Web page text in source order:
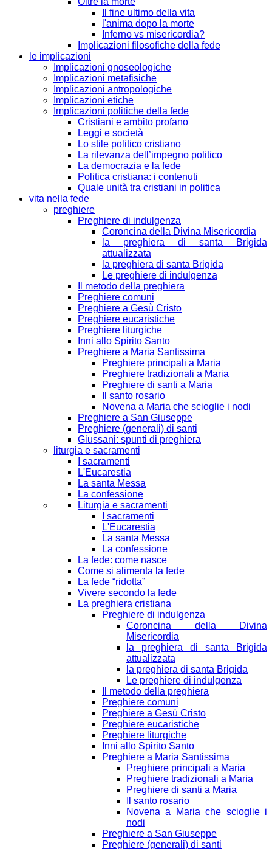
Il fine ultimo della vita
l'anima dopo la morte
Inferno vs misericordia?
Implicazioni filosofiche della fede
le implicazioni
Implicazioni gnoseologiche
Implicazioni metafisiche
Implicazioni antropologiche
Implicazioni etiche
Implicazioni politiche della fede
Cristiani e ambito profano
Leggi e società
Lo stile politico cristiano
La rilevanza dell’impegno politico
La democrazia e la fede
Politica cristiana: i contenuti
Quale unità tra cristiani in politica
vita nella fede
preghiere
Preghiere di indulgenza
Coroncina della Divina Misericordia
la preghiera di santa Brigida
attualizzata
la preghiera di santa Brigida
Le preghiere di indulgenza
Il metodo della preghiera
Preghiere comuni
Preghiere a Gesù Cristo
Preghiere eucaristiche
Preghiere liturgiche
Inni allo Spirito Santo
Preghiere a Maria Santissima
Preghiere principali a Maria
Preghiere tradizionali a Maria
Preghiere di santi a Maria
Il santo rosario
Novena a Maria che scioglie i nodi
Preghiere a San Giuseppe
Preghiere (generali) di santi
Giussani: spunti di preghiera
liturgia e sacramenti
I sacramenti
L'Eucarestia
La santa Messa
La confessione
Liturgia e sacramenti
I sacramenti
L'Eucarestia
La santa Messa
La confessione
La fede: come nasce
Come si alimenta la fede
La fede “ridotta”
Vivere secondo la fede
La preghiera cristiana
Preghiere di indulgenza
Coroncina della Divina
Misericordia
la preghiera di santa Brigida
attualizzata
la preghiera di santa Brigida
Le preghiere di indulgenza
Il metodo della preghiera
Preghiere comuni
Preghiere a Gesù Cristo
Preghiere eucaristiche
Preghiere liturgiche
Inni allo Spirito Santo
Preghiere a Maria Santissima
Preghiere principali a Maria
Preghiere tradizionali a Maria
Preghiere di santi a Maria
Il santo rosario
Novena a Maria che scioglie i
nodi
Preghiere a San Giuseppe
Preghiere (generali) di santi